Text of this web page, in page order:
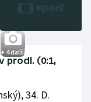
+ 4 další
prodl. (0:1,
34. D.